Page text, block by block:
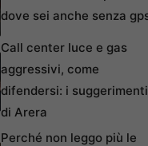
dove sei anche senza
Call center luce e gas
aggressivi, come
difendersi: i suggerimenti
di Arera
Perché non leggo più le